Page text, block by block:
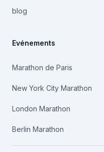
blog
Evénements
Marathon de Paris
New York City Marathon
London Marathon
Berlin Marathon